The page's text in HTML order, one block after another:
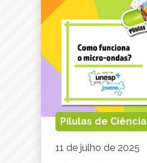
Pílulas de Ciência
11 de julho de 2025